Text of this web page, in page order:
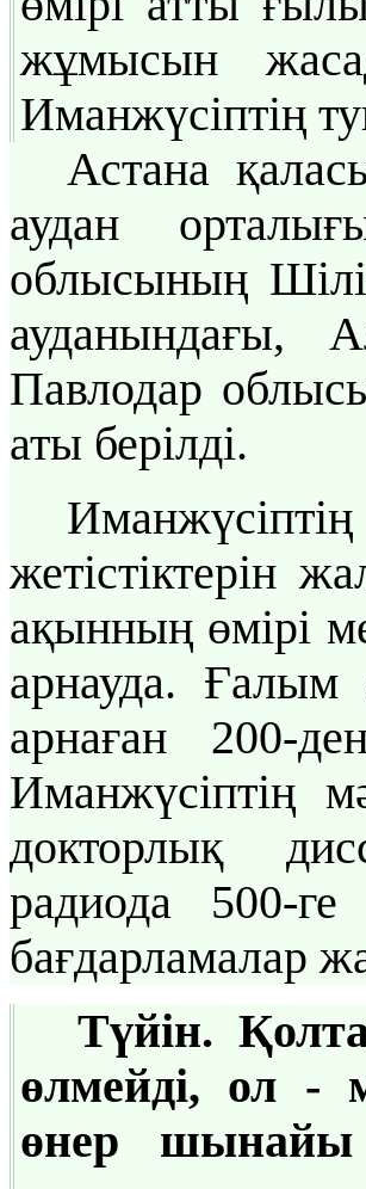
жұмысын
Иманжүсіптің
Астана
аудан
облысының
ауданындағы,
Павлодар
аты берілді.
жетістіктерін
ақынның өмірі
арнауда.
арнаған 200-
Иманжүсіптің
докторлық
радиода 500-
бағдарламалар
Түйін.
өлмейді, ол -
өнер шынайы